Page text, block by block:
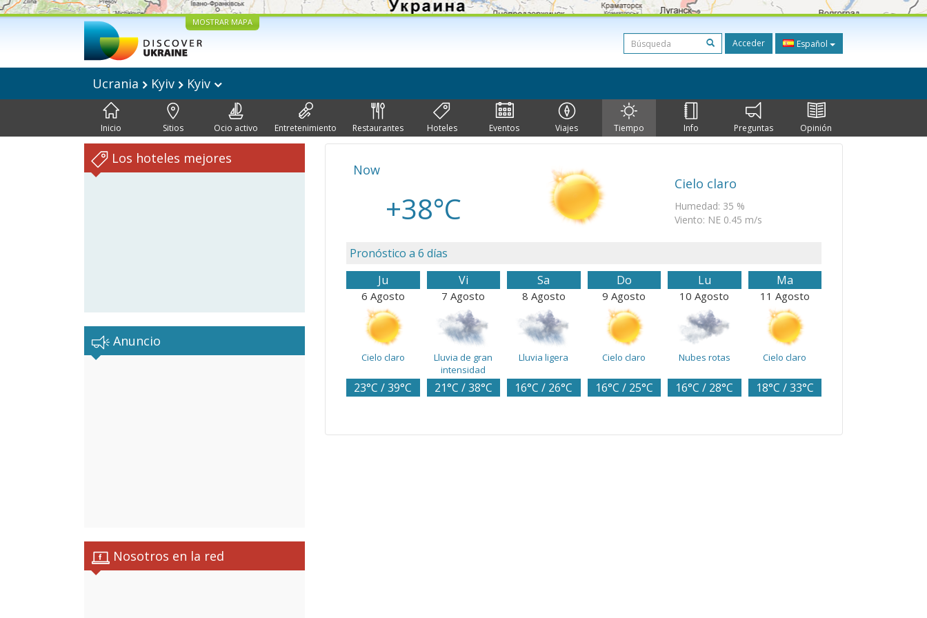
MOSTRAR MAPA
Acceder Español
Ucrania Kyiv Kyiv
Inicio Sitios Ocio activo Entretenimiento Restaurantes Hoteles Eventos Viajes Tiempo Info Preguntas Opinión
Los hoteles mejores
Anuncio
Nosotros en la red
Now
+38°C
Cielo claro
Humedad: 35 %
Viento: NE 0.45 m/s
Pronóstico a 6 días
Ju
6 Agosto
Cielo claro
23°C / 39°C
Vi
7 Agosto
Lluvia de gran
intensidad
21°C / 38°C
Sa
8 Agosto
Lluvia ligera
16°C / 26°C
Do
9 Agosto
Cielo claro
16°C / 25°C
Lu
10 Agosto
Nubes rotas
16°C / 28°C
Ma
11 Agosto
Cielo claro
18°C / 33°C